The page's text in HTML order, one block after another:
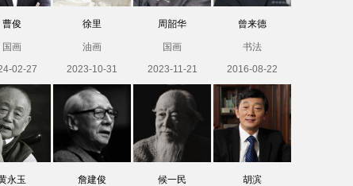
曹俊
国画
02-27
徐里
油画
2023-10-31
周韶华
国画
2023-11-21
曾来德
书法
2016-08-22
永玉 詹建俊 候一民 胡滨